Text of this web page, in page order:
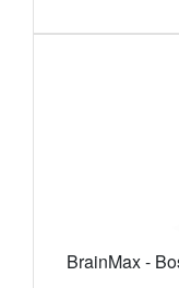
BrainMax -